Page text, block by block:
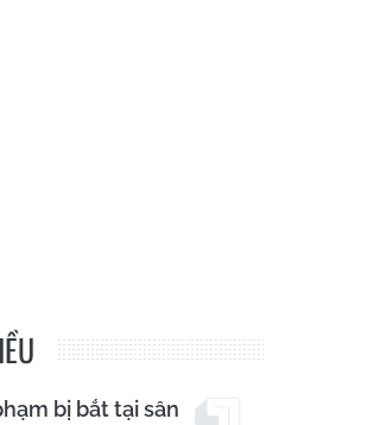
bị bắt tại sân